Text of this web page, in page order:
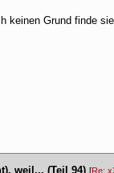
keinen Grund finde
weil... (Teil 94) [Re: